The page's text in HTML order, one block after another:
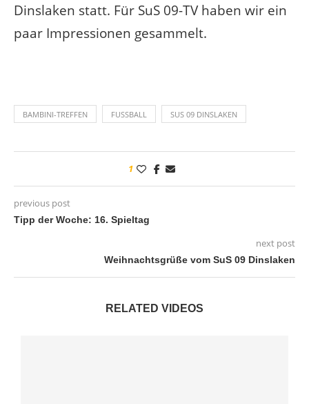
Dinslaken statt. Für SuS 09-TV haben wir ein
paar Impressionen gesammelt.
BAMBINI-TREFFEN FUSSBALL SUS 09 DINSLAKEN
1
previous post
Tipp der Woche: 16. Spieltag
next post
Weihnachtsgrüße vom SuS 09 Dinslaken
RELATED VIDEOS